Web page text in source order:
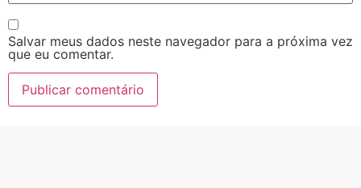
Salvar meus dados neste navegador para a próxima vez
que eu comentar.